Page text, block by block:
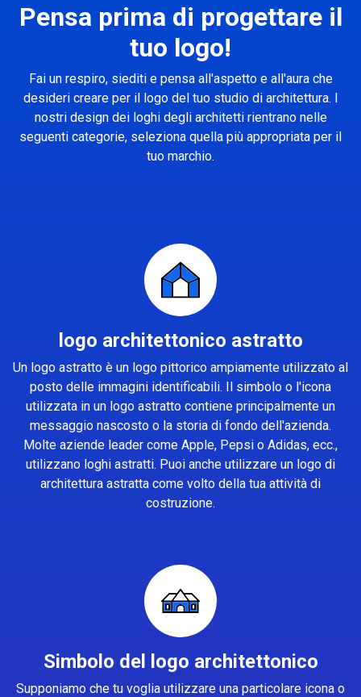
Pensa prima di progettare il
tuo logo!
Fai un respiro, siediti e pensa all'aspetto e all'aura che
desideri creare per il logo del tuo studio di architettura. I
nostri design dei loghi degli architetti rientrano nelle
seguenti categorie, seleziona quella più appropriata per il
tuo marchio.
logo architettonico astratto
Un logo astratto è un logo pittorico ampiamente utilizzato al
posto delle immagini identificabili. Il simbolo o l'icona
utilizzata in un logo astratto contiene principalmente un
messaggio nascosto o la storia di fondo dell'azienda.
Molte aziende leader come Apple, Pepsi o Adidas, ecc.,
utilizzano loghi astratti. Puoi anche utilizzare un logo di
architettura astratta come volto della tua attività di
costruzione.
Simbolo del logo architettonico
Supponiamo che tu voglia utilizzare una particolare icona o